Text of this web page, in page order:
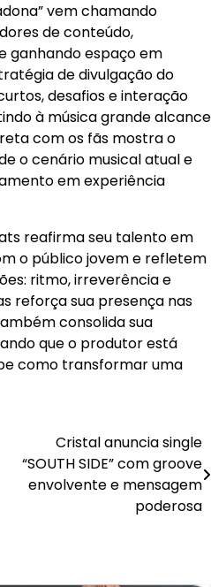
vem chamando
de conteúdo,
ganhando espaço em
de divulgação do
desafios e interação
à música grande alcance
com os fãs mostra o
o cenário musical atual e
em experiência
reafirma seu talento em
o público jovem e refletem
ritmo, irreverência e
reforça sua presença nas
consolida sua
que o produtor está
como transformar uma
Cristal anuncia single
“SOUTH SIDE” com groove
envolvente e mensagem
poderosa